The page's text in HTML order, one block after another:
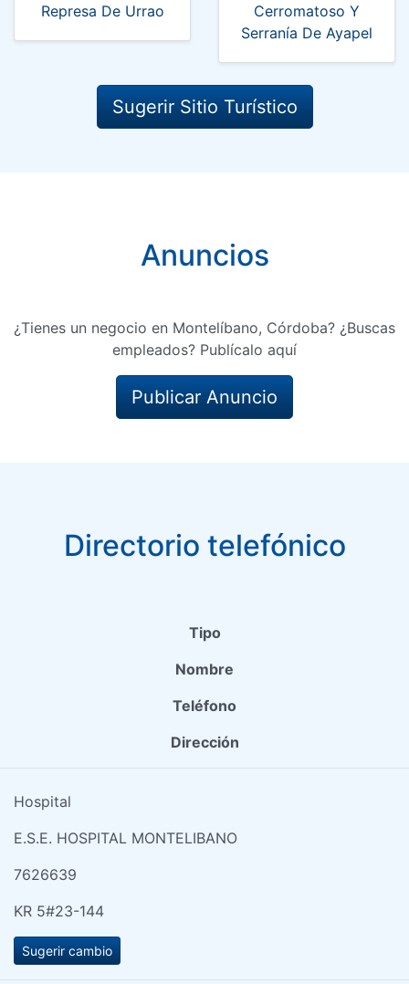
Represa De Urrao
Cerromatoso Y
Serranía De Ayapel
Sugerir Sitio Turístico
Anuncios
¿Tienes un negocio en Montelíbano, Córdoba? ¿Buscas
empleados? Publícalo aquí
Publicar Anuncio
Directorio telefónico
Tipo
Nombre
Teléfono
Dirección
Hospital
E.S.E. HOSPITAL MONTELIBANO
7626639
KR 5#23-144
Sugerir cambio